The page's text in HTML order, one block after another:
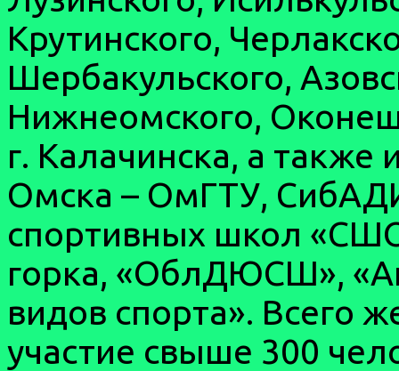
Крутинского,
Шербакульского,
Нижнеомского,
г. Калачинска, а также
Омска – ОмГТУ,
спортивных школ
горка, «ОблДЮСШ»,
видов спорта». Всего
участие свыше 300